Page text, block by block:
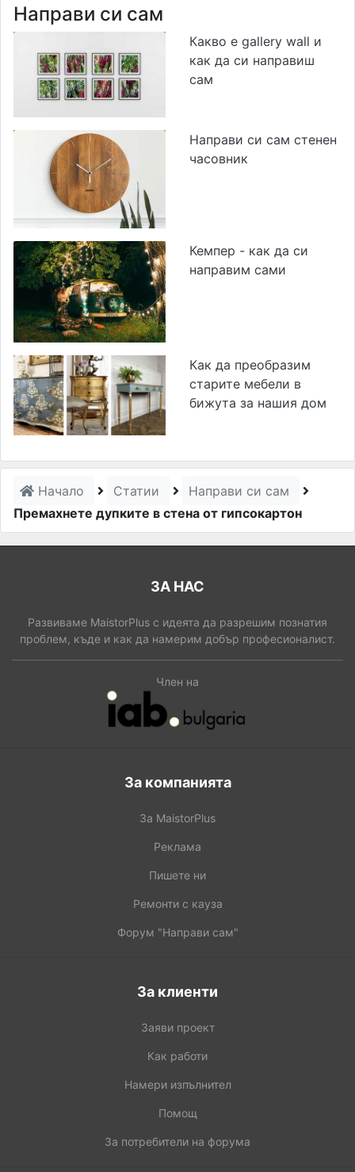
Направи си сам
Какво е gallery wall и
как да си направиш
сам
Направи си сам стенен
часовник
Кемпер - как да си
направим сами
Как да преобразим
старите мебели в
бижута за нашия дом
Начало Статии
Направи си сам
Премахнете дупките в стена от гипсокартон
ЗА НАС
Развиваме MaistorPlus с идеята да разрешим познатия
проблем, къде и как да намерим добър професионалист.
Член на
За компанията
За MaistorPlus
Реклама
Пишете ни
Ремонти с кауза
Форум "Направи сам"
За клиенти
Заяви проект
Как работи
Намери изпълнител
Помощ
За потребители на форума